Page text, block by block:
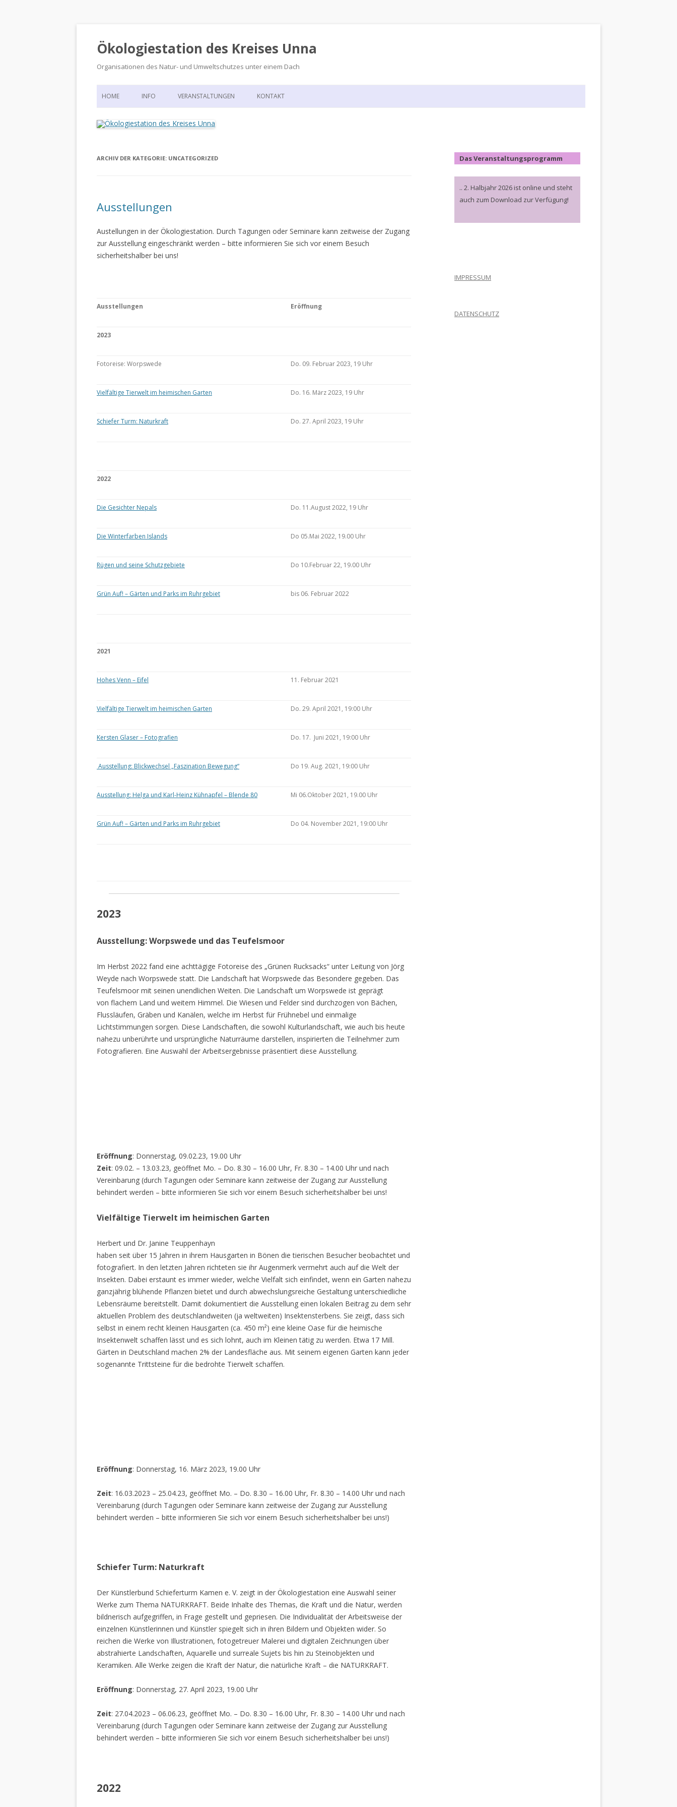
Ökologiestation des Kreises Unna
Organisationen des Natur- und Umweltschutzes unter einem Dach
Zum
HOME INFO VERANSTALTUNGEN KONTAKT
ARCHIV DER KATEGORIE: UNCATEGORIZED
Ausstellungen
Austellungen in der Ökologiestation. Durch Tagungen oder Seminare kann zeitweise der Zugang
zur Ausstellung eingeschränkt werden – bitte informieren Sie sich vor einem Besuch
sicherheitshalber bei uns!
Ausstellungen Eröffnung
2023
Fotoreise: Worpswede Do. 09. Februar 2023, 19 Uhr
Vielfältige Tierwelt im heimischen Garten Do. 16. März 2023, 19 Uhr
Schiefer Turm: Naturkraft Do. 27. April 2023, 19 Uhr
2022
Die Gesichter Nepals Do. 11.August 2022, 19 Uhr
Die Winterfarben Islands Do 05.Mai 2022, 19.00 Uhr
Rügen und seine Schutzgebiete Do 10.Februar 22, 19.00 Uhr
Grün Auf! – Gärten und Parks im Ruhrgebiet bis 06. Februar 2022
2021
Hohes Venn – Eifel 11. Februar 2021
Vielfältige Tierwelt im heimischen Garten Do. 29. April 2021, 19:00 Uhr
Kersten Glaser – Fotografien Do. 17. Juni 2021, 19:00 Uhr
Ausstellung: Blickwechsel „Faszination Bewegung“ Do 19. Aug. 2021, 19:00 Uhr
Ausstellung: Helga und Karl-Heinz Kühnapfel – Blende 80 Mi 06.Oktober 2021, 19.00 Uhr
Grün Auf! – Gärten und Parks im Ruhrgebiet Do 04. November 2021, 19:00 Uhr
2023
Ausstellung: Worpswede und das Teufelsmoor
Im Herbst 2022 fand eine achttägige Fotoreise des „Grünen Rucksacks“ unter Leitung von Jörg
Weyde nach Worpswede statt. Die Landschaft hat Worpswede das Besondere gegeben. Das
Teufelsmoor mit seinen unendlichen Weiten. Die Landschaft um Worpswede ist geprägt
von flachem Land und weitem Himmel. Die Wiesen und Felder sind durchzogen von Bächen,
Flussläufen, Gräben und Kanälen, welche im Herbst für Frühnebel und einmalige
Lichtstimmungen sorgen. Diese Landschaften, die sowohl Kulturlandschaft, wie auch bis heute
nahezu unberührte und ursprüngliche Naturräume darstellen, inspirierten die Teilnehmer zum
Fotografieren. Eine Auswahl der Arbeitsergebnisse präsentiert diese Ausstellung.
Eröffnung: Donnerstag, 09.02.23, 19.00 Uhr
Zeit: 09.02. – 13.03.23, geöffnet Mo. – Do. 8.30 – 16.00 Uhr, Fr. 8.30 – 14.00 Uhr und nach
Vereinbarung (durch Tagungen oder Seminare kann zeitweise der Zugang zur Ausstellung
behindert werden – bitte informieren Sie sich vor einem Besuch sicherheitshalber bei uns!
Vielfältige Tierwelt im heimischen Garten
Herbert und Dr. Janine Teuppenhayn
haben seit über 15 Jahren in ihrem Hausgarten in Bönen die tierischen Besucher beobachtet und
fotografiert. In den letzten Jahren richteten sie ihr Augenmerk vermehrt auch auf die Welt der
Insekten. Dabei erstaunt es immer wieder, welche Vielfalt sich einfindet, wenn ein Garten nahezu
ganzjährig blühende Pflanzen bietet und durch abwechslungsreiche Gestaltung unterschiedliche
Lebensräume bereitstellt. Damit dokumentiert die Ausstellung einen lokalen Beitrag zu dem sehr
aktuellen Problem des deutschlandweiten (ja weltweiten) Insektensterbens. Sie zeigt, dass sich
selbst in einem recht kleinen Hausgarten (ca. 450 m²) eine kleine Oase für die heimische
Insektenwelt schaffen lässt und es sich lohnt, auch im Kleinen tätig zu werden. Etwa 17 Mill.
Gärten in Deutschland machen 2% der Landesfläche aus. Mit seinem eigenen Garten kann jeder
sogenannte Trittsteine für die bedrohte Tierwelt schaffen.
Eröffnung: Donnerstag, 16. März 2023, 19.00 Uhr
Zeit: 16.03.2023 – 25.04.23, geöffnet Mo. – Do. 8.30 – 16.00 Uhr, Fr. 8.30 – 14.00 Uhr und nach
Vereinbarung (durch Tagungen oder Seminare kann zeitweise der Zugang zur Ausstellung
behindert werden – bitte informieren Sie sich vor einem Besuch sicherheitshalber bei uns!)
Schiefer Turm: Naturkraft
Der Künstlerbund Schieferturm Kamen e. V. zeigt in der Ökologiestation eine Auswahl seiner
Werke zum Thema NATURKRAFT. Beide Inhalte des Themas, die Kraft und die Natur, werden
bildnerisch aufgegriffen, in Frage gestellt und gepriesen. Die Individualität der Arbeitsweise der
einzelnen Künstlerinnen und Künstler spiegelt sich in ihren Bildern und Objekten wider. So
reichen die Werke von Illustrationen, fotogetreuer Malerei und digitalen Zeichnungen über
abstrahierte Landschaften, Aquarelle und surreale Sujets bis hin zu Steinobjekten und
Keramiken. Alle Werke zeigen die Kraft der Natur, die natürliche Kraft – die NATURKRAFT.
Eröffnung: Donnerstag, 27. April 2023, 19.00 Uhr
Zeit: 27.04.2023 – 06.06.23, geöffnet Mo. – Do. 8.30 – 16.00 Uhr, Fr. 8.30 – 14.00 Uhr und nach
Vereinbarung (durch Tagungen oder Seminare kann zeitweise der Zugang zur Ausstellung
behindert werden – bitte informieren Sie sich vor einem Besuch sicherheitshalber bei uns!)
2022
Das Veranstaltungsprogramm
.. 2. Halbjahr 2026 ist online und steht
auch zum Download zur Verfügung!
IMPRESSUM
DATENSCHUTZ